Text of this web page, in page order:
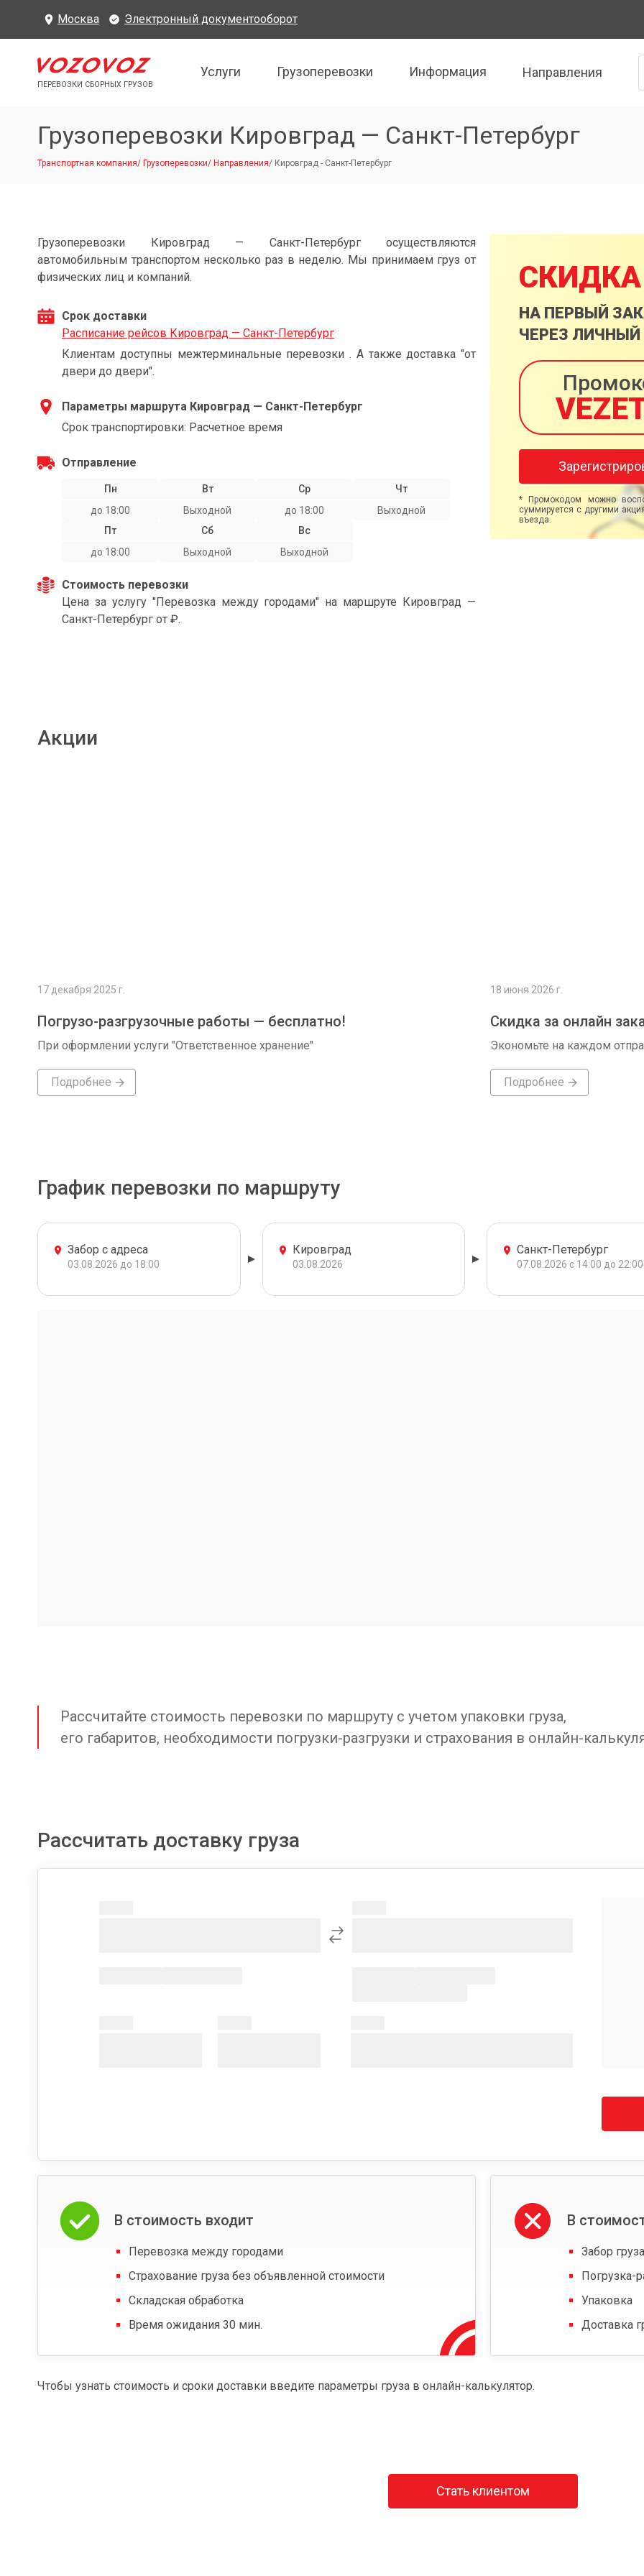
Москва Электронный документооборот
ПЕРЕВОЗКИ СБОРНЫХ ГРУЗОВ
Услуги Грузоперевозки Информация Направления
Грузоперевозки Кировград — Санкт-Петербург
Транспортная компания/ Грузоперевозки/ Направления/ Кировград - Санкт-Петербург
Грузоперевозки Кировград — Санкт-Петербург осуществляются
автомобильным транспортом несколько раз в неделю. Мы принимаем груз от
физических лиц и компаний.
Срок доставки
Расписание рейсов Кировград — Санкт-Петербург
Клиентам доступны межтерминальные перевозки . А также доставка "от
двери до двери".
Параметры маршрута Кировград — Санкт-Петербург
Срок транспортировки: Расчетное время
Отправление
Пн
до 18:00
Вт
Выходной
Ср
до 18:00
Чт
Выходной
Пт
до 18:00
Сб
Выходной
Вс
Выходной
Стоимость перевозки
Цена за услугу "Перевозка между городами" на маршруте Кировград —
Санкт-Петербург от ₽.
СКИДКА
НА ПЕРВЫЙ
ЧЕРЕЗ ЛИЧНЫЙ
* Промокодом можно
суммируется с другими
въезда.
Акции
17 декабря 2025 г.
Погрузо-разгрузочные работы — бесплатно!
При оформлении услуги "Ответственное хранение"
Подробнее
18 июня 2026 г.
Скидка за онлайн
Экономьте на каждом
Подробнее
График перевозки по маршруту
Забор с адреса
03.08.2026 до 18:00
Кировград
03.08.2026
Санкт-Петербург
07.08.2026 с 14:00 до 22:00
Рассчитайте стоимость перевозки по маршруту с учетом упаковки груза,
его габаритов, необходимости погрузки-разгрузки и страхования в онлайн-
Рассчитать доставку груза
В стоимость входит
Перевозка между городами
Страхование груза без объявленной стоимости
Складская обработка
Время ожидания 30 мин.
В
Забор
Погрузка-
Упаковка
Доставка
Чтобы узнать стоимость и сроки доставки введите параметры груза в онлайн-калькулятор.
Стать клиентом